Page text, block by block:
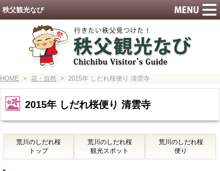
HOME > 花・自然 > 2015年 しだれ桜便り 清雲寺
2015年 しだれ桜便り 清雲寺
荒川のしだれ桜
トップ
荒川のしだれ桜
観光スポット
荒川のしだれ桜
便り
秩父観光なび